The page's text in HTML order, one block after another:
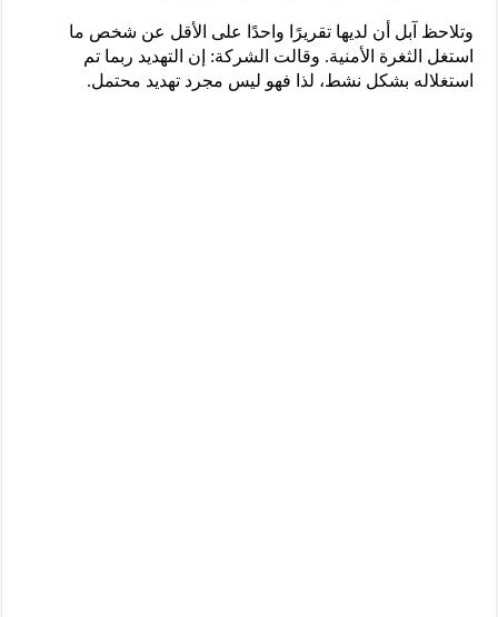
وتلاحظ آبل أن لديها تقريرًا واحدًا على الأقل عن شخص ما
استغل الثغرة الأمنية. وقالت الشركة: إن التهديد ربما تم
استغلاله بشكل نشط، لذا فهو ليس مجرد تهديد محتمل.